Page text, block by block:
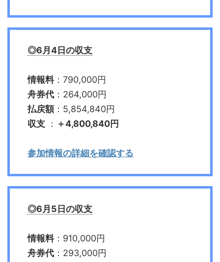
◎6月4日の収支
情報料：790,000円
舟券代 ：264,000円
払戻額：5,854,840円
収支 ： ＋4,800,840円
参加情報の詳細を確認する
◎6月5日の収支
情報料：910,000円
舟券代 ：293,000円